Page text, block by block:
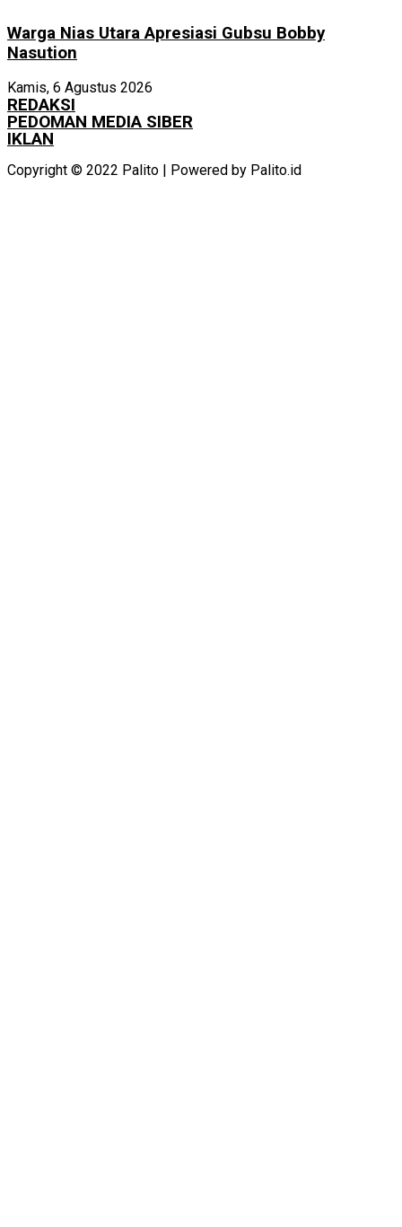
Warga Nias Utara Apresiasi Gubsu Bobby
Nasution
Kamis, 6 Agustus 2026
REDAKSI
PEDOMAN MEDIA SIBER
IKLAN
Copyright © 2022 Palito | Powered by Palito.id